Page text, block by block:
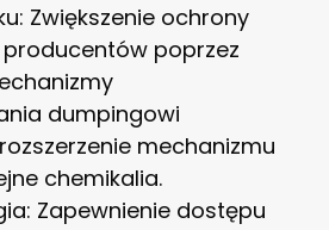
Zwiększenie ochrony
poprzez
dumpingowi
mechanizmu
chemikalia.
Zapewnienie dostępu